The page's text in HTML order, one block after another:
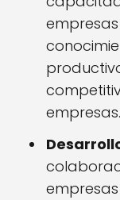
empresas.